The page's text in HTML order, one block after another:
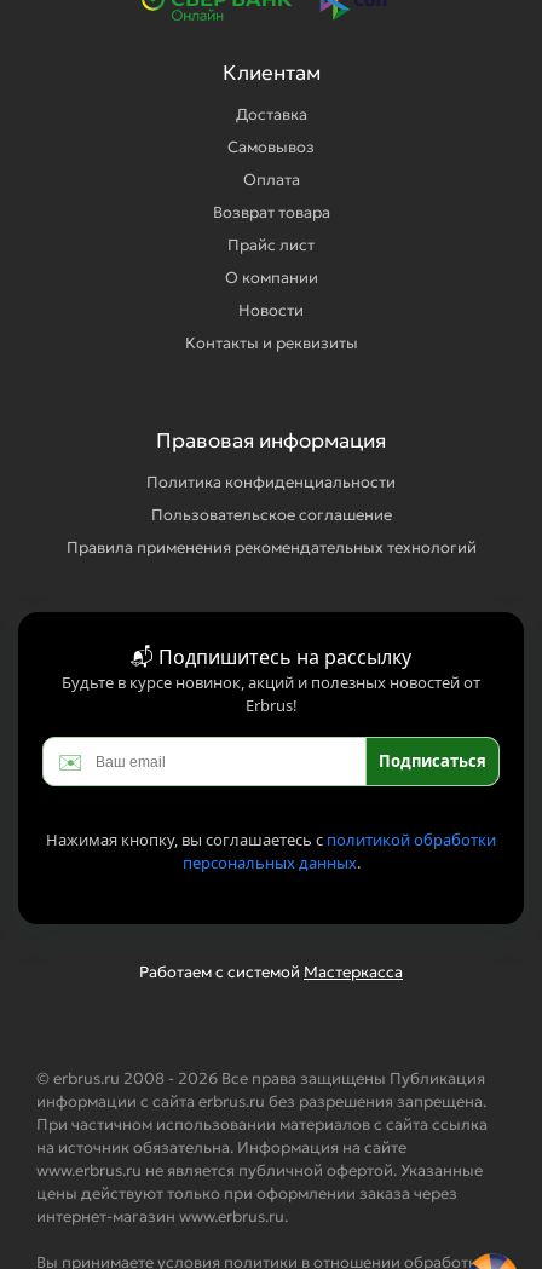
Клиентам
Доставка
Самовывоз
Оплата
Возврат товара
Прайс лист
О компании
Новости
Контакты и реквизиты
Правовая информация
Политика конфиденциальности
Пользовательское соглашение
Правила применения рекомендательных технологий
📬 Подпишитесь на рассылку
Будьте в курсе новинок, акций и полезных новостей от
Erbrus!
✉️ Подписаться
Нажимая кнопку, вы соглашаетесь с политикой обработки
персональных данных.
Работаем с системой Мастеркасса
© erbrus.ru 2008 - 2026 Все права защищены Публикация
информации с сайта erbrus.ru без разрешения запрещена.
При частичном использовании материалов с сайта ссылка
на источник обязательна. Информация на сайте
www.erbrus.ru не является публичной офертой. Указанные
цены действуют только при оформлении заказа через
интернет-магазин www.erbrus.ru.
Вы принимаете условия политики в отношении обработки